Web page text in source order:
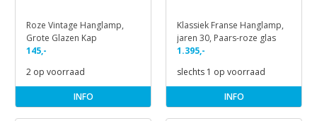
Roze Vintage Hanglamp,
Grote Glazen Kap
145,-
2 op voorraad
INFO
Klassiek Franse Hanglamp,
jaren 30, Paars-roze glas
1.395,-
slechts 1 op voorraad
INFO